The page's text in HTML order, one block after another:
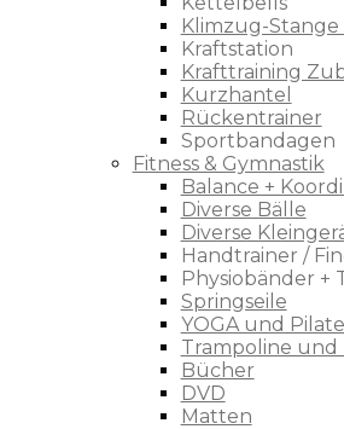
Klimzug-Stange
Kraftstation
Krafttraining
Kurzhantel
Rückentrainer
Sportbandagen
Fitness & Gymnastik
Balance +
Diverse Bälle
Diverse
Handtrainer /
Physiobänder +
Springseile
YOGA und
Trampoline
Bücher
DVD
Matten